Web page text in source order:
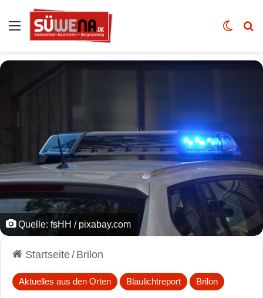
Auswahl Skin
Quelle: fsHH / pixabay.com
Startseite/ Brilon
Aktuelles aus den Orten Blaulichtreport Brilon